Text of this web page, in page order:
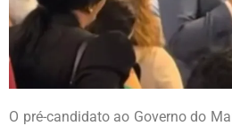
O pré-candidato ao Governo do